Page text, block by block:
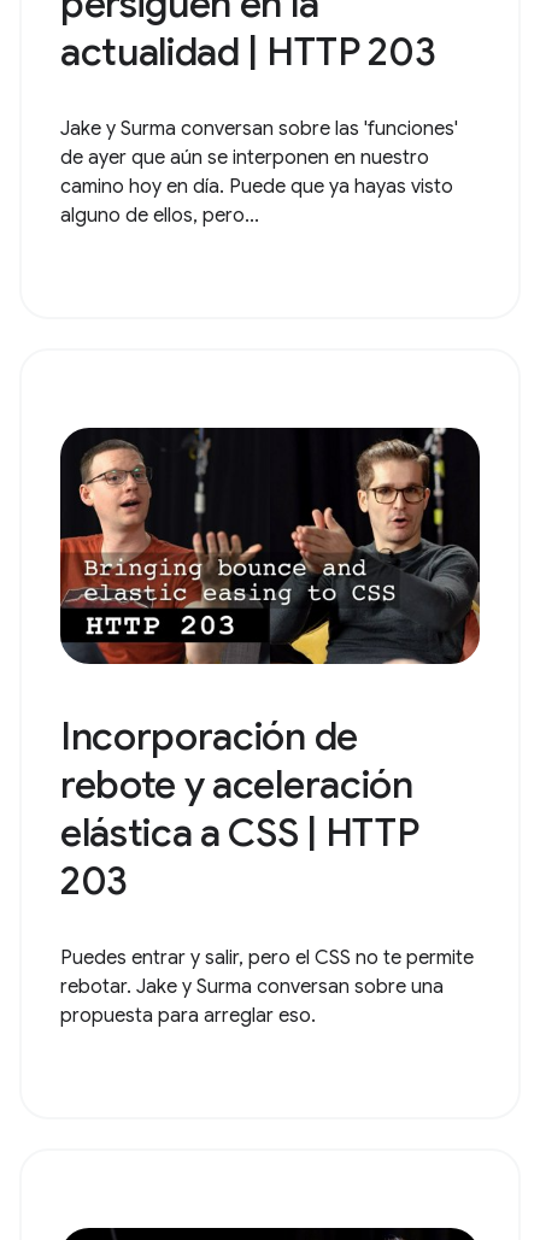
actualidad | HTTP 203
Jake y Surma conversan sobre las 'funciones'
de ayer que aún se interponen en nuestro
camino hoy en día. Puede que ya hayas visto
alguno de ellos, pero...
Incorporación de
rebote y aceleración
elástica a CSS | HTTP
203
Puedes entrar y salir, pero el CSS no te permite
rebotar. Jake y Surma conversan sobre una
propuesta para arreglar eso.